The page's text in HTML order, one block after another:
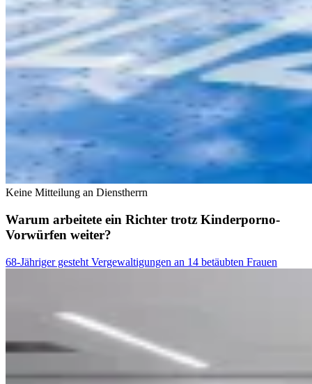
Keine Mitteilung an Dienstherrn
Warum arbeitete ein Richter trotz Kinderporno-
Vorwürfen weiter?
68-Jähriger gesteht Vergewaltigungen an 14 betäubten Frauen